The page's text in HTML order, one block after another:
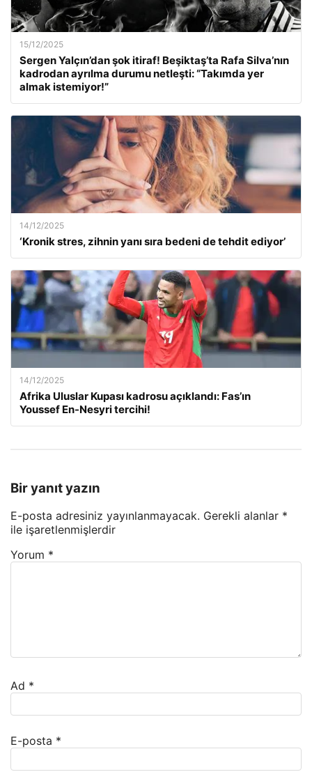
15/12/2025
Sergen Yalçın’dan şok itiraf! Beşiktaş’ta Rafa Silva’nın
kadrodan ayrılma durumu netleşti: “Takımda yer
almak istemiyor!”
14/12/2025
‘Kronik stres, zihnin yanı sıra bedeni de tehdit ediyor’
14/12/2025
Afrika Uluslar Kupası kadrosu açıklandı: Fas’ın
Youssef En-Nesyri tercihi!
Bir yanıt yazın
E-posta adresiniz yayınlanmayacak. Gerekli alanlar *
ile işaretlenmişlerdir
Yorum *
Ad *
E-posta *